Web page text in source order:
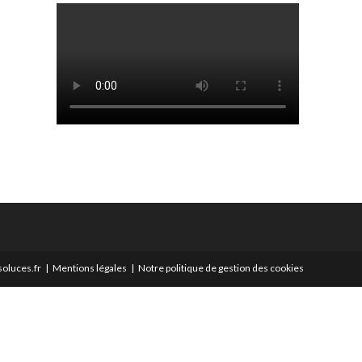
Mentions légales Notre politique de gestion des cookies